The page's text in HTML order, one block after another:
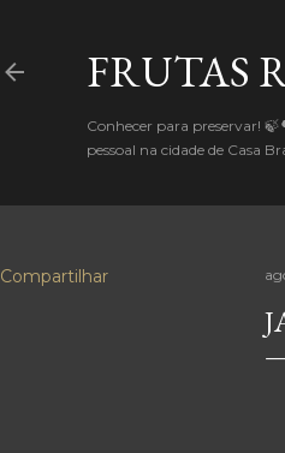
FRUTAS
Conhecer para preservar!
pessoal na cidade de Casa
Compartilhar